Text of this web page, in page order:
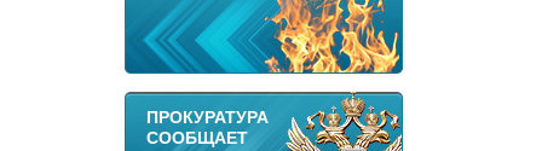
ПРОКУРАТУРА
СООБЩАЕТ